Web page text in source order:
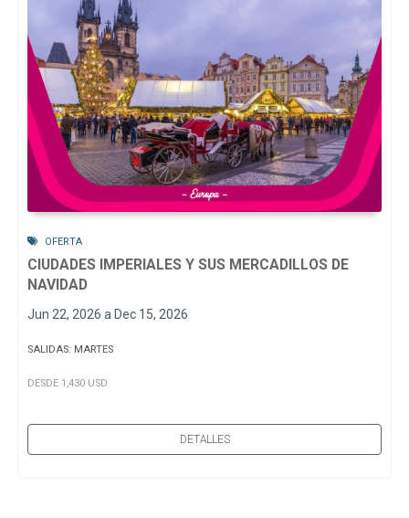
OFERTA
CIUDADES IMPERIALES Y SUS MERCADILLOS DE
NAVIDAD
Jun 22, 2026 a Dec 15, 2026
SALIDAS: MARTES
DESDE 1,430 USD
DETALLES